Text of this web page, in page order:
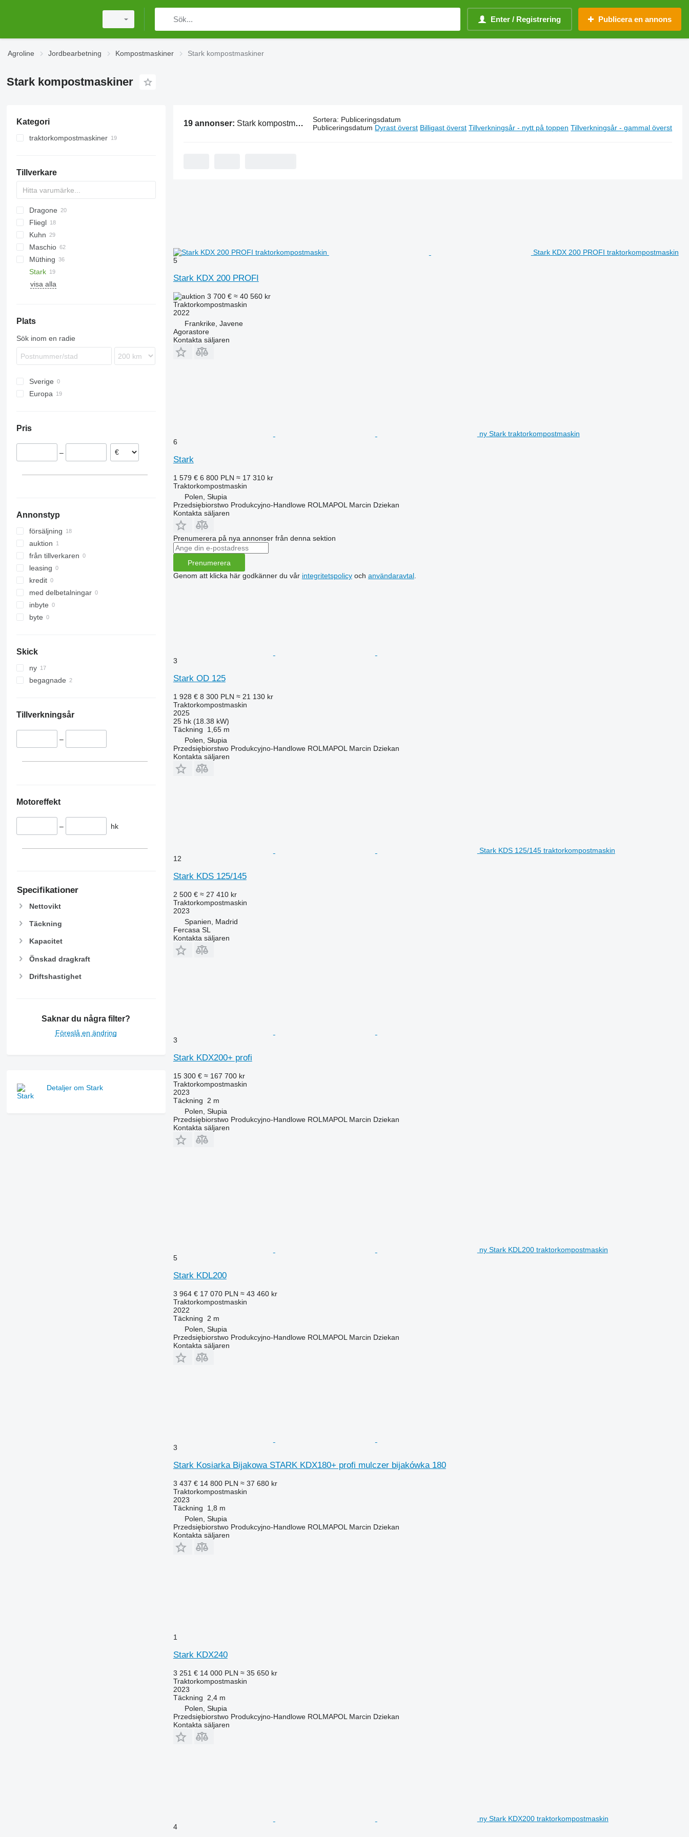
Enter / Registrering Publicera en annons
Agroline Jordbearbetning Kompostmaskiner Stark kompostmaskiner
Stark kompostmaskiner
Kategori
traktorkompostmaskiner
Tillverkare
AS
GKR
PARK
Z-series
CK
Sirio
Dragone
VL
VP
SMK
UM
USM
Fliegl
Gemella
333 G
Kuhn
FC
GMD
Tbes
Maschio
Barbi
Birba
Bisonte
L-series
Müthing
MU
Grizzly
Raptor
BP
Kangu
SinusCut
5026
FX
H3
MINI-BMS
Stark
MU
visa alla
Plats
Sök inom en radie
Sverige
Europa
Pris
–
Annonstyp
försäljning
auktion
från tillverkaren
leasing
kredit
med delbetalningar
inbyte
byte
Skick
ny
begagnade
Tillverkningsår
–
Motoreffekt
– hk
Specifikationer
Nettovikt
Täckning
Kapacitet
Önskad dragkraft
Driftshastighet
Saknar du några filter?
Föreslå en ändring
Detaljer om Stark
19 annonser: Stark kompostmaskiner Sortera: Publiceringsdatum
Publiceringsdatum Dyrast överst Billigast överst Tillverkningsår - nytt på toppen Tillverkningsår - gammal överst
Stark KDX 200 PROFI traktorkompostmaskin
5
Stark KDX 200 PROFI
3 700 € ≈ 40 560 kr
Traktorkompostmaskin
2022
Frankrike, Javene
Agorastore
Kontakta säljaren
ny Stark traktorkompostmaskin
6
Stark
1 579 € 6 800 PLN ≈ 17 310 kr
Traktorkompostmaskin
Polen, Słupia
Przedsiębiorstwo Produkcyjno-Handlowe ROLMAPOL Marcin Dziekan
Kontakta säljaren
Prenumerera på nya annonser från denna sektion
Prenumerera
Genom att klicka här godkänner du vår integritetspolicyoch användaravtal.
3
Stark OD 125
1 928 € 8 300 PLN ≈ 21 130 kr
Traktorkompostmaskin
2025
25 hk (18.38 kW)
Täckning
1,65 m
Polen, Słupia
Przedsiębiorstwo Produkcyjno-Handlowe ROLMAPOL Marcin Dziekan
Kontakta säljaren
Stark KDS 125/145 traktorkompostmaskin
12
Stark KDS 125/145
2 500 € ≈ 27 410 kr
Traktorkompostmaskin
2023
Spanien, Madrid
Fercasa SL
Kontakta säljaren
3
Stark KDX200+ profi
15 300 € ≈ 167 700 kr
Traktorkompostmaskin
2023
Täckning
2 m
Polen, Słupia
Przedsiębiorstwo Produkcyjno-Handlowe ROLMAPOL Marcin Dziekan
Kontakta säljaren
ny Stark KDL200 traktorkompostmaskin
5
Stark KDL200
3 964 € 17 070 PLN ≈ 43 460 kr
Traktorkompostmaskin
2022
Täckning
2 m
Polen, Słupia
Przedsiębiorstwo Produkcyjno-Handlowe ROLMAPOL Marcin Dziekan
Kontakta säljaren
3
Stark Kosiarka Bijakowa STARK KDX180+ profi mulczer bijakówka 180
3 437 € 14 800 PLN ≈ 37 680 kr
Traktorkompostmaskin
2023
Täckning
1,8 m
Polen, Słupia
Przedsiębiorstwo Produkcyjno-Handlowe ROLMAPOL Marcin Dziekan
Kontakta säljaren
1
Stark KDX240
3 251 € 14 000 PLN ≈ 35 650 kr
Traktorkompostmaskin
2023
Täckning
2,4 m
Polen, Słupia
Przedsiębiorstwo Produkcyjno-Handlowe ROLMAPOL Marcin Dziekan
Kontakta säljaren
ny Stark KDX200 traktorkompostmaskin
4